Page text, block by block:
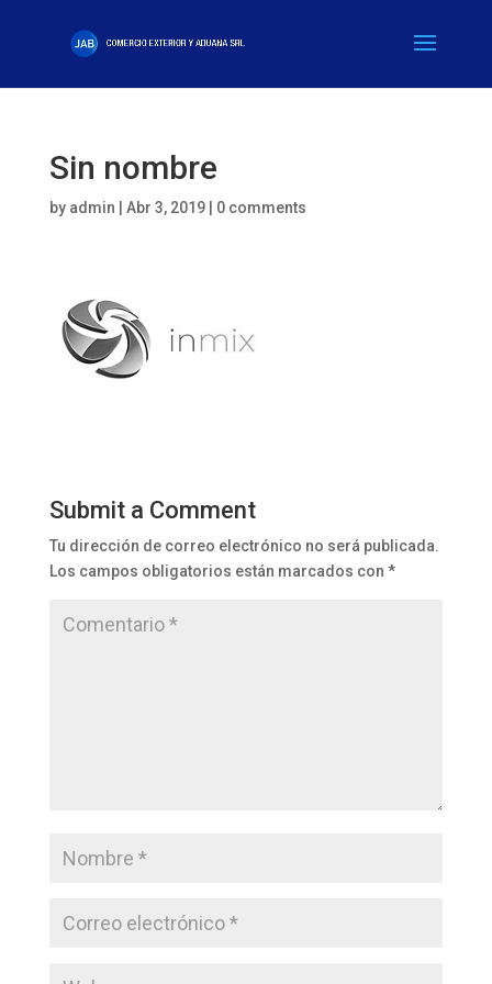
Sin nombre
by admin Abr 3, 2019| 0 comments
Submit a Comment
Tu dirección de correo electrónico no será publicada.
Los campos obligatorios están marcados con *